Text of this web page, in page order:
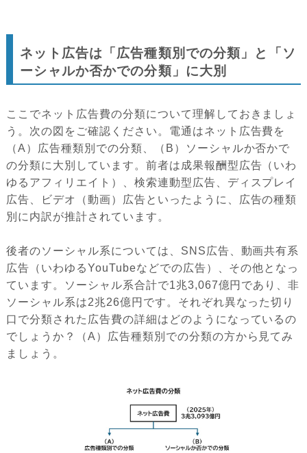
ネット広告は「広告種類別での分類」と「ソ
ーシャルか否かでの分類」に大別
ここでネット広告費の分類について理解しておきましょ
う。次の図をご確認ください。電通はネット広告費を
（A）広告種類別での分類、（B）ソーシャルか否かで
の分類に大別しています。前者は成果報酬型広告（いわ
ゆるアフィリエイト）、検索連動型広告、ディスプレイ
広告、ビデオ（動画）広告といったように、広告の種類
別に内訳が推計されています。
後者のソーシャル系については、SNS広告、動画共有系
広告（いわゆるYouTubeなどでの広告）、その他となっ
ています。ソーシャル系合計で1兆3,067億円であり、非
ソーシャル系は2兆26億円です。それぞれ異なった切り
口で分類された広告費の詳細はどのようになっているの
でしょうか？（A）広告種類別での分類の方から見てみ
ましょう。